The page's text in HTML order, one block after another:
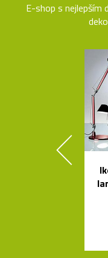
E-shop s nejlepším